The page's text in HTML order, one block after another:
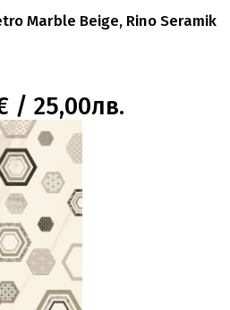
Marble Beige, Rino Seramik
/ 25,00лв.